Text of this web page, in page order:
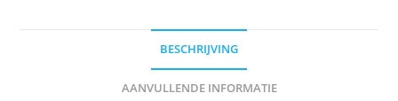
BESCHRIJVING
AANVULLENDE INFORMATIE